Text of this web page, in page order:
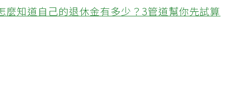
麼知道自己的退休金有多少？3管道幫你先試算